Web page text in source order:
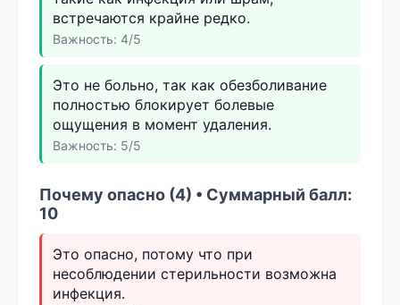
встречаются крайне редко.
Важность: 4/5
Это не больно, так как обезболивание
полностью блокирует болевые
ощущения в момент удаления.
Важность: 5/5
Почему опасно (4) • Суммарный балл:
10
Это опасно, потому что при
несоблюдении стерильности возможна
инфекция.